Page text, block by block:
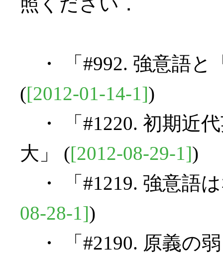
・ 「#992. 強意語と
([2012-01-14-1])
・ 「#1220. 初期近
大」 ([2012-08-29-1])
・ 「#1219. 強意語
08-28-1])
・ 「#2190. 原義の